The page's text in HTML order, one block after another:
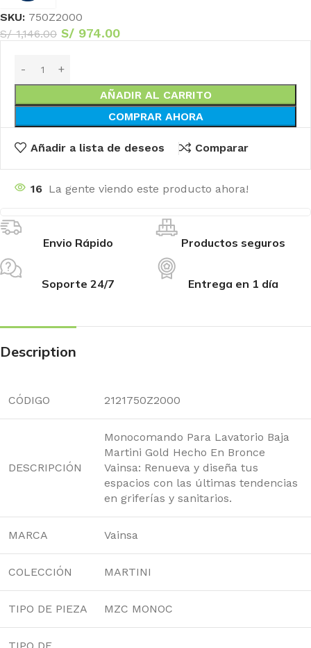
SKU: 750Z2000
S/1,146.00 S/ 974.00
AÑADIR AL CARRITO
COMPRAR AHORA
Añadir a lista de deseos Comparar
16 La gente viendo este producto ahora!
Envio Rápido Productos seguros
Soporte 24/7 Entrega en 1 día
Description
CÓDIGO 2121750Z2000
DESCRIPCIÓN
Monocomando Para Lavatorio Baja
Martini Gold Hecho En Bronce
Vainsa: Renueva y diseña tus
espacios con las últimas tendencias
en griferías y sanitarios.
MARCA Vainsa
COLECCIÓN MARTINI
TIPO DE PIEZA MZC MONOC